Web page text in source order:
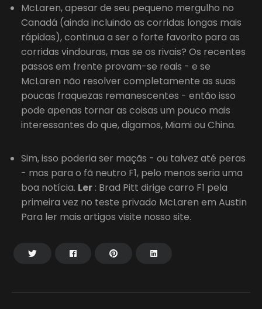
McLaren, apesar de seu pequeno mergulho no
Canadá (ainda incluindo as corridas longas mais
rápidas), continua a ser o forte favorito para as
corridas vindouras, mas se os rivais? Os recentes
passos em frente provam-se reais - e se
McLaren não resolver completamente as suas
poucas fraquezas remanescentes - então isso
pode apenas tornar as coisas um pouco mais
interessantes do que, digamos, Miami ou China.
Sim, isso poderia ser maçãs - ou talvez até peras
- mas para o fã neutro F1, pelo menos seria uma
boa notícia. Ler : Brad Pitt dirige carro F1 pela
primeira vez no teste privado McLaren em Austin
Para ler mais artigos visite nosso site.